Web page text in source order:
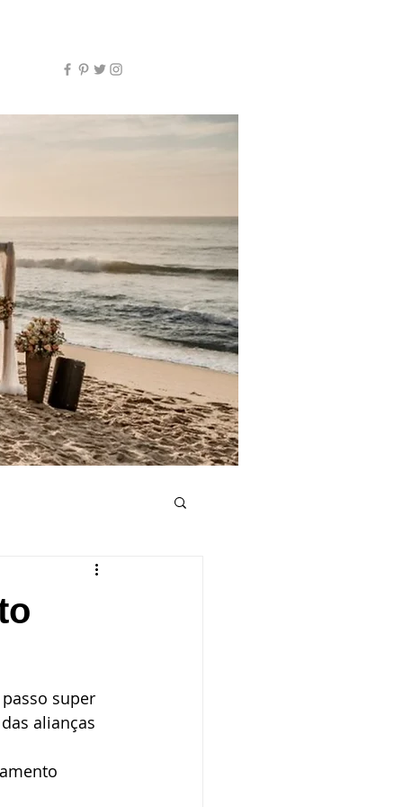
Lista de casamento
super
alianças